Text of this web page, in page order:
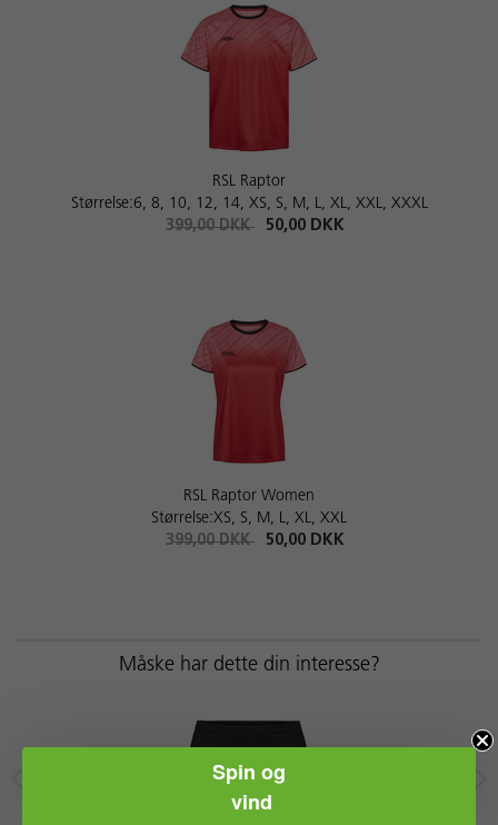
RSL Raptor
Størrelse:6, 8, 10, 12, 14, XS, S, M, L, XL, XXL, XXXL
399,00 DKK
50,00 DKK
RSL Raptor Women
Størrelse:XS, S, M, L, XL, XXL
399,00 DKK
50,00 DKK
Måske har dette din interesse?
Spin og
vind